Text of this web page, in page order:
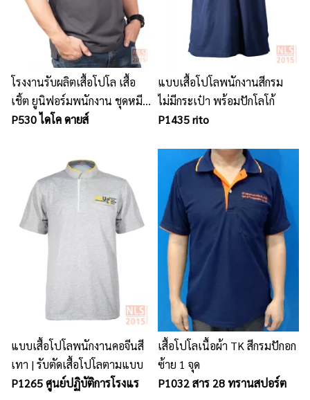
โรงงานรับผลิตเสื้อโปโล เสื้อ
เชิ้ต ยูนิฟอร์มพนักงาน ชุดหมี
เสื้อช็อป ชลบุรี ศรีราชา
P530 ไดโค ดายส์
แบบเสื้อโปโลพนักงานสีกรม
ไม่มีกระเป๋า พร้อมปักโลโก้
P1435 rito
แบบเสื้อโปโลพนักงานคอจีนสี
เทา | รับตัดเสื้อโปโลตามแบบ
P1265 ศูนย์ปฏิบัติการโรงแร
เสื้อโปโลเนื้อผ้า TK สีกรมปักอก
ซ้าย 1 จุด
P1032 สาร 28 ทรานสปอร์ต